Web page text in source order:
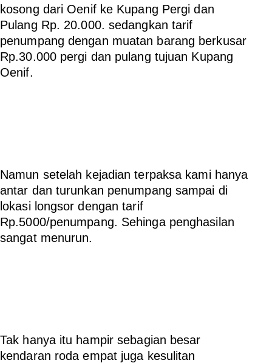
kosong dari Oenif ke Kupang Pergi dan
Pulang Rp. 20.000. sedangkan tarif
penumpang dengan muatan barang berkusar
Rp.30.000 pergi dan pulang tujuan Kupang
Oenif.
Namun setelah kejadian terpaksa kami hanya
antar dan turunkan penumpang sampai di
lokasi longsor dengan tarif
Rp.5000/penumpang. Sehinga penghasilan
sangat menurun.
Tak hanya itu hampir sebagian besar
kendaran roda empat juga kesulitan